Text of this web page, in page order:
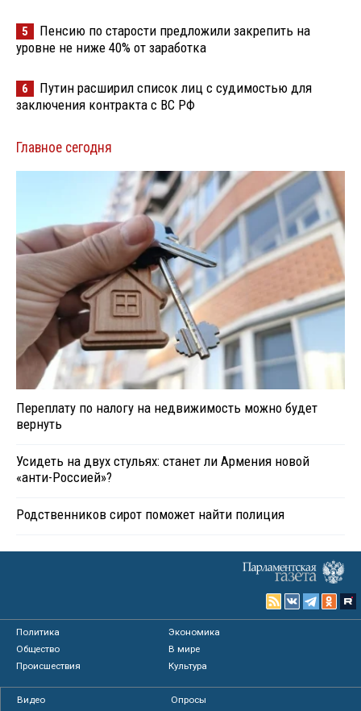
5
Пенсию по старости предложили закрепить на
уровне не ниже 40% от заработка
6
Путин расширил список лиц с судимостью для
заключения контракта с ВС РФ
Главное сегодня
Переплату по налогу на недвижимость можно будет
вернуть
Усидеть на двух стульях: станет ли Армения новой
«анти-Россией»?
Родственников сирот поможет найти полиция
Политика
Экономика
Общество
В мире
Происшествия
Культура
Видео
Опросы